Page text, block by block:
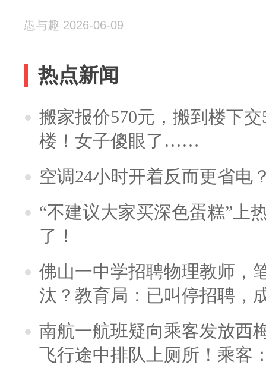
愚与趣 2026-06-09
热点新闻
搬家报价570元，搬到楼下
楼！女子傻眼了……
空调24小时开着反而更省电
“不建议大家买深色蛋糕”上
了！
佛山一中学招聘物理教师，
汰？教育局：已叫停招聘，
南航一航班疑向乘客发放西
飞行途中排队上厕所！乘客